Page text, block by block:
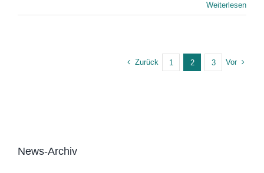
Weiterlesen
Zurück 1 2 3 Vor
News-Archiv